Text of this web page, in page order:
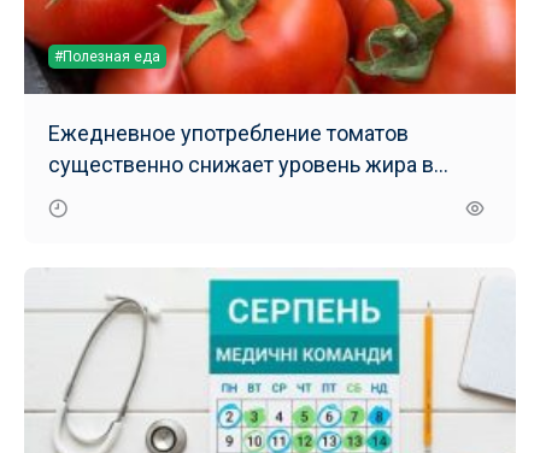
#Полезная еда
Ежедневное употребление томатов
существенно снижает уровень жира в
печени – результаты нового исследования